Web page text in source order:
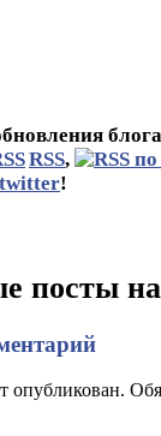
RSS,
twitter!
посты
опубликован.